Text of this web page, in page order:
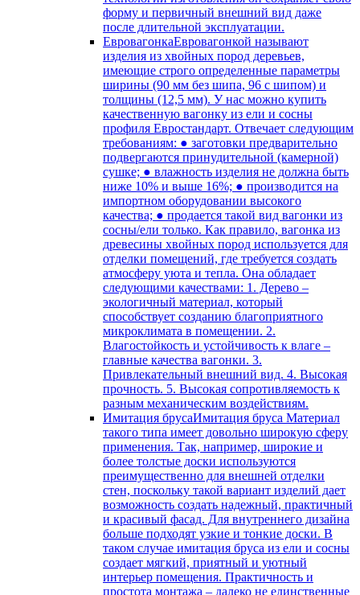
форму и первичный внешний вид даже
после длительной эксплуатации.
ЕвровагонкаЕвровагонкой называют
изделия из хвойных пород деревьев,
имеющие строго определенные параметры
ширины (90 мм без шипа, 96 с шипом) и
толщины (12,5 мм). У нас можно купить
качественную вагонку из ели и сосны
профиля Евростандарт. Отвечает следующим
требованиям: ● заготовки предварительно
подвергаются принудительной (камерной)
сушке; ● влажность изделия не должна быть
ниже 10% и выше 16%; ● производится на
импортном оборудовании высокого
качества; ● продается такой вид вагонки из
сосны/ели только. Как правило, вагонка из
древесины хвойных пород используется для
отделки помещений, где требуется создать
атмосферу уюта и тепла. Она обладает
следующими качествами: 1. Дерево –
экологичный материал, который
способствует созданию благоприятного
микроклимата в помещении. 2.
Влагостойкость и устойчивость к влаге –
главные качества вагонки. 3.
Привлекательный внешний вид. 4. Высокая
прочность. 5. Высокая сопротивляемость к
разным механическим воздействиям.
Имитация брусаИмитация бруса Материал
такого типа имеет довольно широкую сферу
применения. Так, например, широкие и
более толстые доски используются
преимущественно для внешней отделки
стен, поскольку такой вариант изделий дает
возможность создать надежный, практичный
и красивый фасад. Для внутреннего дизайна
больше подходят узкие и тонкие доски. В
таком случае имитация бруса из ели и сосны
создает мягкий, приятный и уютный
интерьер помещения. Практичность и
простота монтажа – далеко не единственные